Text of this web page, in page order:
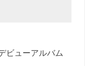
ビューアルバム